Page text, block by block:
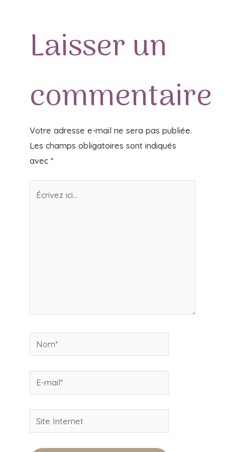
Laisser un
commentaire
Votre adresse e-mail ne sera pas publiée.
Les champs obligatoires sont indiqués
avec *